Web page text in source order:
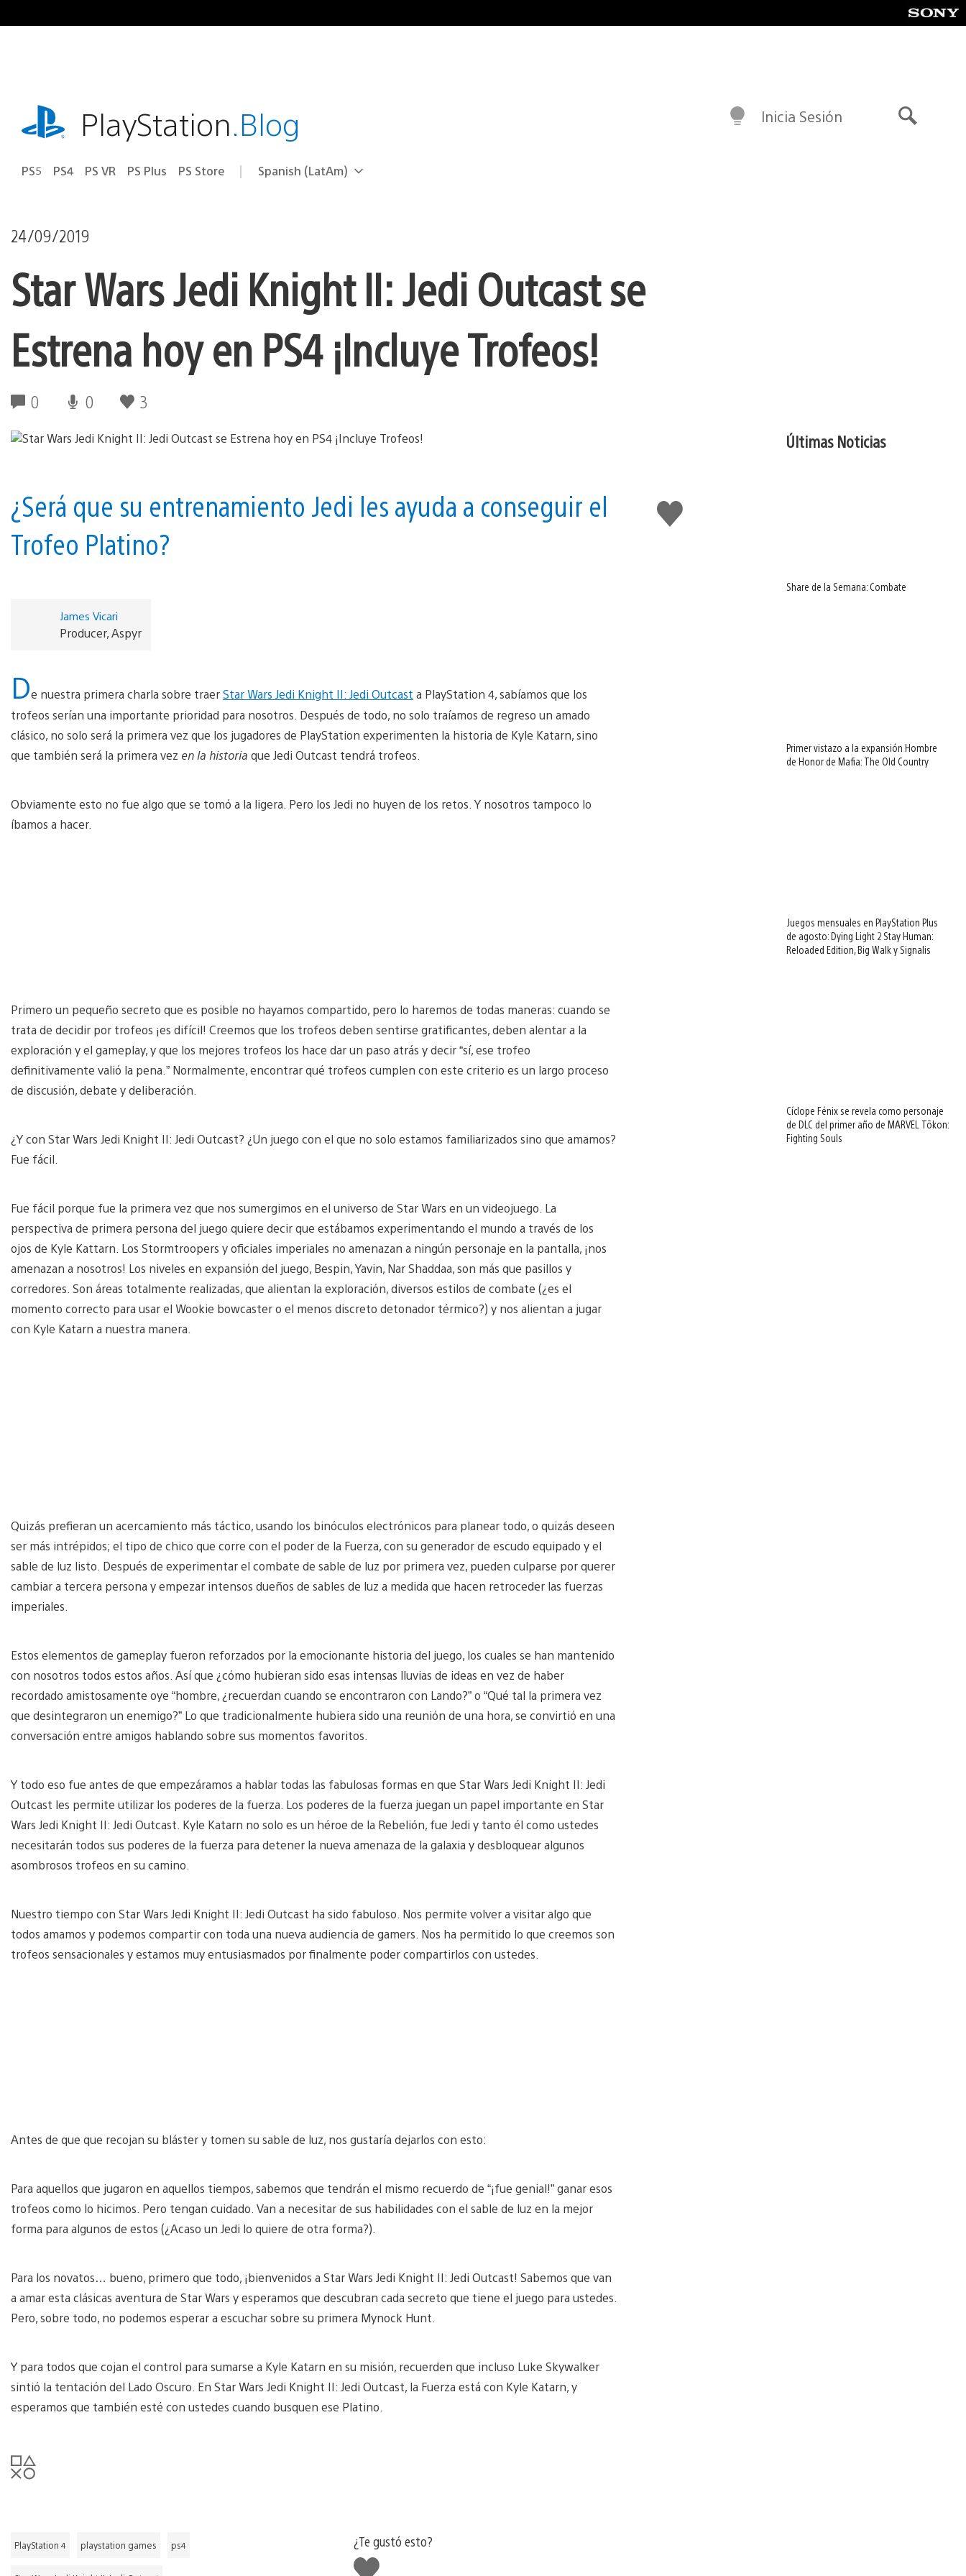
al
playstation.comPlayStation.Blog
PS5 PS4 PS VR PS Plus PS Store Elige
Región
Spanish (LatAm)
Inicia Sesión
24/09/2019
Star Wars Jedi Knight II: Jedi Outcast se
Estrena hoy en PS4 ¡Incluye Trofeos!
0 0 3
Me
gusta
¿Será que su entrenamiento Jedi les ayuda a conseguir el
Trofeo Platino?
James Vicari
Producer, Aspyr
De nuestra primera charla sobre traerStar Wars Jedi Knight II: Jedi Outcast a PlayStation 4, sabíamos que los
trofeos serían una importante prioridad para nosotros. Después de todo, no solo traíamos de regreso un amado
clásico, no solo será la primera vez que los jugadores de PlayStation experimenten la historia de Kyle Katarn, sino
que también será la primera vez en la historia que Jedi Outcast tendrá trofeos.
Obviamente esto no fue algo que se tomó a la ligera. Pero los Jedi no huyen de los retos. Y nosotros tampoco lo
íbamos a hacer.
Primero un pequeño secreto que es posible no hayamos compartido, pero lo haremos de todas maneras: cuando se
trata de decidir por trofeos ¡es difícil! Creemos que los trofeos deben sentirse gratificantes, deben alentar a la
exploración y el gameplay, y que los mejores trofeos los hace dar un paso atrás y decir “sí, ese trofeo
definitivamente valió la pena.” Normalmente, encontrar qué trofeos cumplen con este criterio es un largo proceso
de discusión, debate y deliberación.
¿Y con Star Wars Jedi Knight II: Jedi Outcast? ¿Un juego con el que no solo estamos familiarizados sino que amamos?
Fue fácil.
Fue fácil porque fue la primera vez que nos sumergimos en el universo de Star Wars en un videojuego. La
perspectiva de primera persona del juego quiere decir que estábamos experimentando el mundo a través de los
ojos de Kyle Kattarn. Los Stormtroopers y oficiales imperiales no amenazan a ningún personaje en la pantalla, ¡nos
amenazan a nosotros! Los niveles en expansión del juego, Bespin, Yavin, Nar Shaddaa, son más que pasillos y
corredores. Son áreas totalmente realizadas, que alientan la exploración, diversos estilos de combate (¿es el
momento correcto para usar el Wookie bowcaster o el menos discreto detonador térmico?) y nos alientan a jugar
con Kyle Katarn a nuestra manera.
Quizás prefieran un acercamiento más táctico, usando los binóculos electrónicos para planear todo, o quizás deseen
ser más intrépidos; el tipo de chico que corre con el poder de la Fuerza, con su generador de escudo equipado y el
sable de luz listo. Después de experimentar el combate de sable de luz por primera vez, pueden culparse por querer
cambiar a tercera persona y empezar intensos dueños de sables de luz a medida que hacen retroceder las fuerzas
imperiales.
Estos elementos de gameplay fueron reforzados por la emocionante historia del juego, los cuales se han mantenido
con nosotros todos estos años. Así que ¿cómo hubieran sido esas intensas lluvias de ideas en vez de haber
recordado amistosamente oye “hombre, ¿recuerdan cuando se encontraron con Lando?” o “Qué tal la primera vez
que desintegraron un enemigo?” Lo que tradicionalmente hubiera sido una reunión de una hora, se convirtió en una
conversación entre amigos hablando sobre sus momentos favoritos.
Y todo eso fue antes de que empezáramos a hablar todas las fabulosas formas en que Star Wars Jedi Knight II: Jedi
Outcast les permite utilizar los poderes de la fuerza. Los poderes de la fuerza juegan un papel importante en Star
Wars Jedi Knight II: Jedi Outcast. Kyle Katarn no solo es un héroe de la Rebelión, fue Jedi y tanto él como ustedes
necesitarán todos sus poderes de la fuerza para detener la nueva amenaza de la galaxia y desbloquear algunos
asombrosos trofeos en su camino.
Nuestro tiempo con Star Wars Jedi Knight II: Jedi Outcast ha sido fabuloso. Nos permite volver a visitar algo que
todos amamos y podemos compartir con toda una nueva audiencia de gamers. Nos ha permitido lo que creemos son
trofeos sensacionales y estamos muy entusiasmados por finalmente poder compartirlos con ustedes.
Antes de que que recojan su bláster y tomen su sable de luz, nos gustaría dejarlos con esto:
Para aquellos que jugaron en aquellos tiempos, sabemos que tendrán el mismo recuerdo de “¡fue genial!” ganar esos
trofeos como lo hicimos. Pero tengan cuidado. Van a necesitar de sus habilidades con el sable de luz en la mejor
forma para algunos de estos (¿Acaso un Jedi lo quiere de otra forma?).
Para los novatos… bueno, primero que todo, ¡bienvenidos a Star Wars Jedi Knight II: Jedi Outcast! Sabemos que van
a amar esta clásicas aventura de Star Wars y esperamos que descubran cada secreto que tiene el juego para ustedes.
Pero, sobre todo, no podemos esperar a escuchar sobre su primera Mynock Hunt.
Y para todos que cojan el control para sumarse a Kyle Katarn en su misión, recuerden que incluso Luke Skywalker
sintió la tentación del Lado Oscuro. En Star Wars Jedi Knight II: Jedi Outcast, la Fuerza está con Kyle Katarn, y
esperamos que también esté con ustedes cuando busquen ese Platino.
PlayStation 4 playstation games ps4
¿Te gustó esto?
Me
Últimas Noticias
Share de la Semana: Combate
Primer vistazo a la expansión Hombre
de Honor de Mafia: The Old Country
Juegos mensuales en PlayStation Plus
de agosto: Dying Light 2 Stay Human:
Reloaded Edition, Big Walk y Signalis
Cíclope Fénix se revela como personaje
de DLC del primer año de MARVEL Tōkon:
Fighting Souls